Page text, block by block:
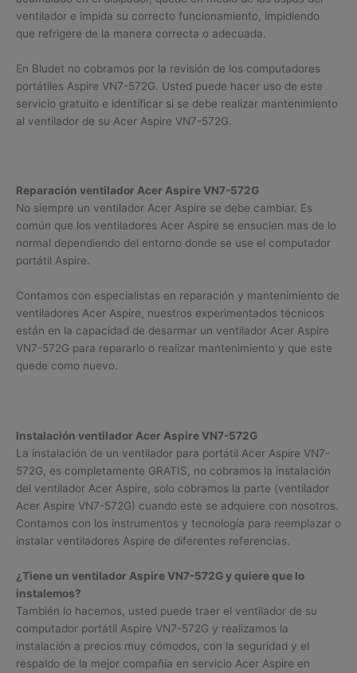
ventilador e impida su correcto funcionamiento, impidiendo
que refrigere de la manera correcta o adecuada.
En Bludet no cobramos por la revisión de los computadores
portátiles Aspire VN7-572G. Usted puede hacer uso de este
servicio gratuito e identificar si se debe realizar mantenimiento
al ventilador de su Acer Aspire VN7-572G.
Reparación ventilador Acer Aspire VN7-572G
No siempre un ventilador Acer Aspire se debe cambiar. Es
común que los ventiladores Acer Aspire se ensucien mas de lo
normal dependiendo del entorno donde se use el computador
portátil Aspire.
Contamos con especialistas en reparación y mantenimiento de
ventiladores Acer Aspire, nuestros experimentados técnicos
están en la capacidad de desarmar un ventilador Acer Aspire
VN7-572G para repararlo o realizar mantenimiento y que este
quede como nuevo.
Instalación ventilador Acer Aspire VN7-572G
La instalación de un ventilador para portátil Acer Aspire VN7-
572G, es completamente GRATIS, no cobramos la instalación
del ventilador Acer Aspire, solo cobramos la parte (ventilador
Acer Aspire VN7-572G) cuando este se adquiere con nosotros.
Contamos con los instrumentos y tecnología para reemplazar o
instalar ventiladores Aspire de diferentes referencias.
¿Tiene un ventilador Aspire VN7-572G y quiere que lo
instalemos?
También lo hacemos, usted puede traer el ventilador de su
computador portátil Aspire VN7-572G y realizamos la
instalación a precios muy cómodos, con la seguridad y el
respaldo de la mejor compañía en servicio Acer Aspire en